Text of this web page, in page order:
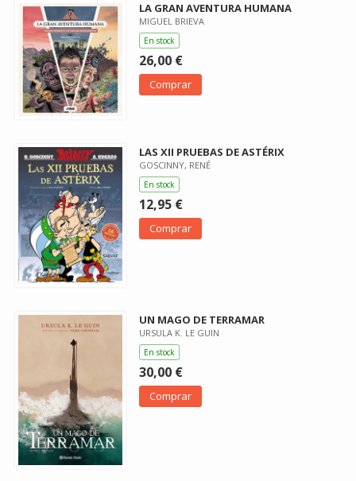
LA GRAN AVENTURA HUMANA
MIGUEL BRIEVA
En stock
26,00 €
Comprar
LAS XII PRUEBAS DE ASTÉRIX
GOSCINNY, RENÉ
En stock
12,95 €
Comprar
UN MAGO DE TERRAMAR
URSULA K. LE GUIN
En stock
30,00 €
Comprar